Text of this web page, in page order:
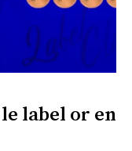
label or en